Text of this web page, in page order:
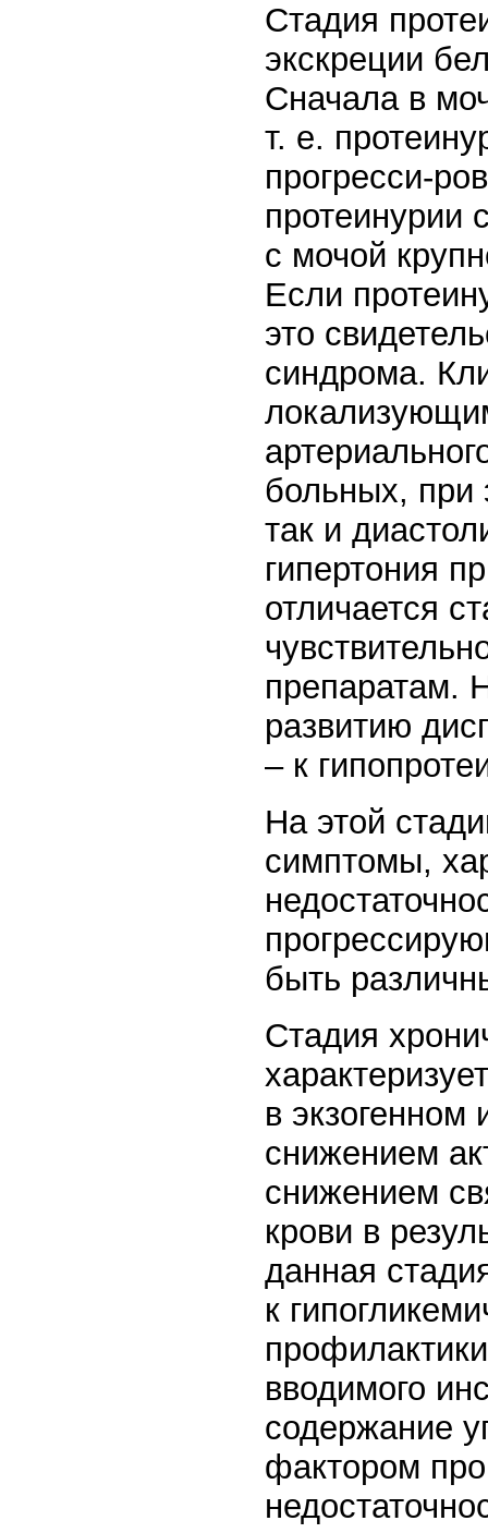
Стадия
экскреции
Сначала в
т. е.
прогресси-
протеинурии
с мочой
Если
это
синдрома.
больных, при
так и
гипертония
отличается
препаратам.
развитию
– к
На этой
симптомы,
быть
Стадия
в
снижением
снижением
крови в
данная
к
вводимого
содержание
фактором